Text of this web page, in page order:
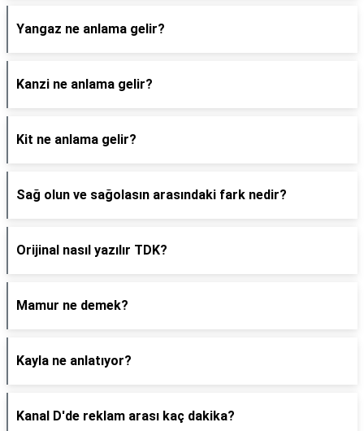
Yangaz ne anlama gelir?
Kanzi ne anlama gelir?
Kit ne anlama gelir?
Sağ olun ve sağolasın arasındaki fark nedir?
Orijinal nasıl yazılır TDK?
Mamur ne demek?
Kayla ne anlatıyor?
Kanal D'de reklam arası kaç dakika?